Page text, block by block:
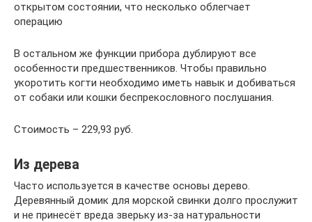
открытом состоянии, что несколько облегчает
операцию
В остальном же функции прибора дублируют все
особенности предшественников. Чтобы правильно
укоротить когти необходимо иметь навык и добиваться
от собаки или кошки беспрекословного послушания.
Стоимость – 229,93 руб.
Из дерева
Часто используется в качестве основы дерево.
Деревянный домик для морской свинки долго прослужит
и не принесёт вреда зверьку из-за натуральности